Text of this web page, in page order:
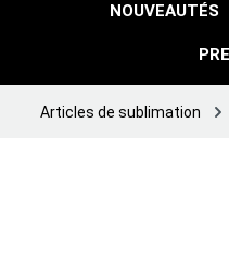
NOUVEAUTÉS
Articles de sublimation